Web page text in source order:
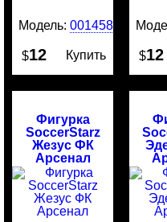
Модель:0014586
$12 Купить $12
Фигурка
SoccerStarz
Жезус ФК
Арсенал